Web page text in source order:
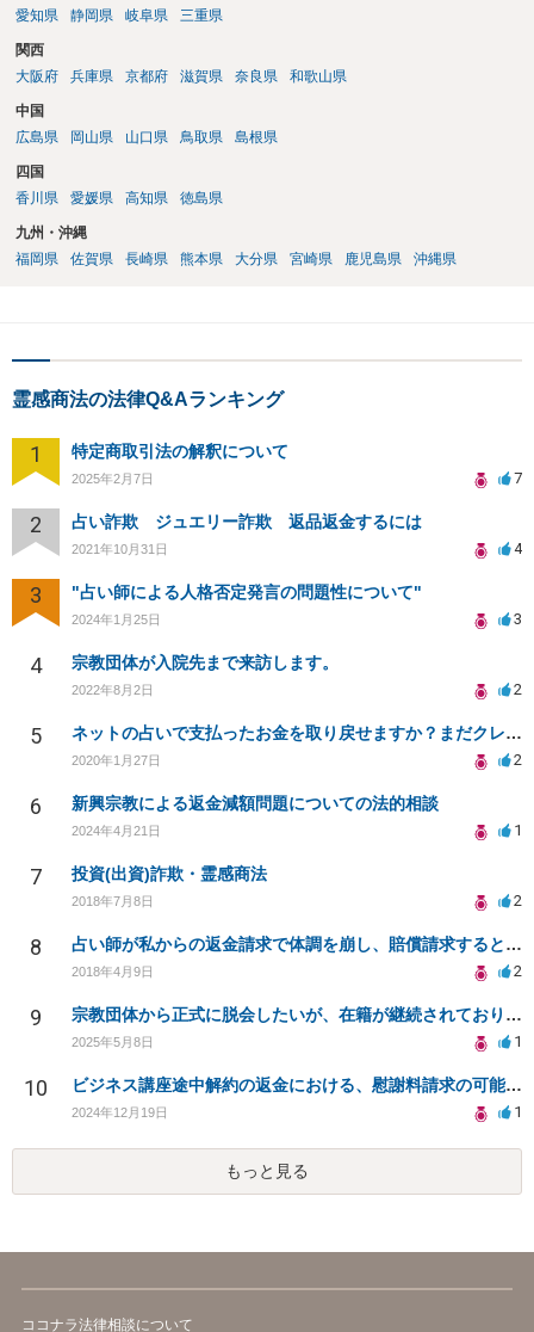
愛知県
静岡県 岐阜県 三重県
関西
大阪府
兵庫県 京都府 滋賀県 奈良県 和歌山県
中国
広島県
岡山県 山口県 鳥取県 島根県
四国
香川県
愛媛県 高知県 徳島県
九州・沖縄
福岡県
佐賀県 長崎県 熊本県 大分県 宮崎県 鹿児島県 沖縄県
霊感商法の法律Q&Aランキング
1 特定商取引法の解釈について
2025年2月7日 7
2 占い詐欺 ジュエリー詐欺 返品返金するには
2021年10月31日 4
3 "占い師による人格否定発言の問題性について"
2024年1月25日 3
4 宗教団体が入院先まで来訪します。
2022年8月2日 2
5 ネットの占いで支払ったお金を取り戻せますか？まだクレジットの請求が、来ない分と支払済の分があります。
2020年1月27日 2
6 新興宗教による返金減額問題についての法的相談
2024年4月21日 1
7 投資(出資)詐欺・霊感商法
2018年7月8日 2
8 占い師が私からの返金請求で体調を崩し、賠償請求すると言っています
2018年4月9日 2
9 宗教団体から正式に脱会したいが、在籍が継続されており困っています（宗教二世）
2025年5月8日 1
10 ビジネス講座途中解約の返金における、慰謝料請求の可能性について
2024年12月19日 1
もっと見る
ココナラ法律相談について